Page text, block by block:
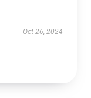
Oct 26, 2024